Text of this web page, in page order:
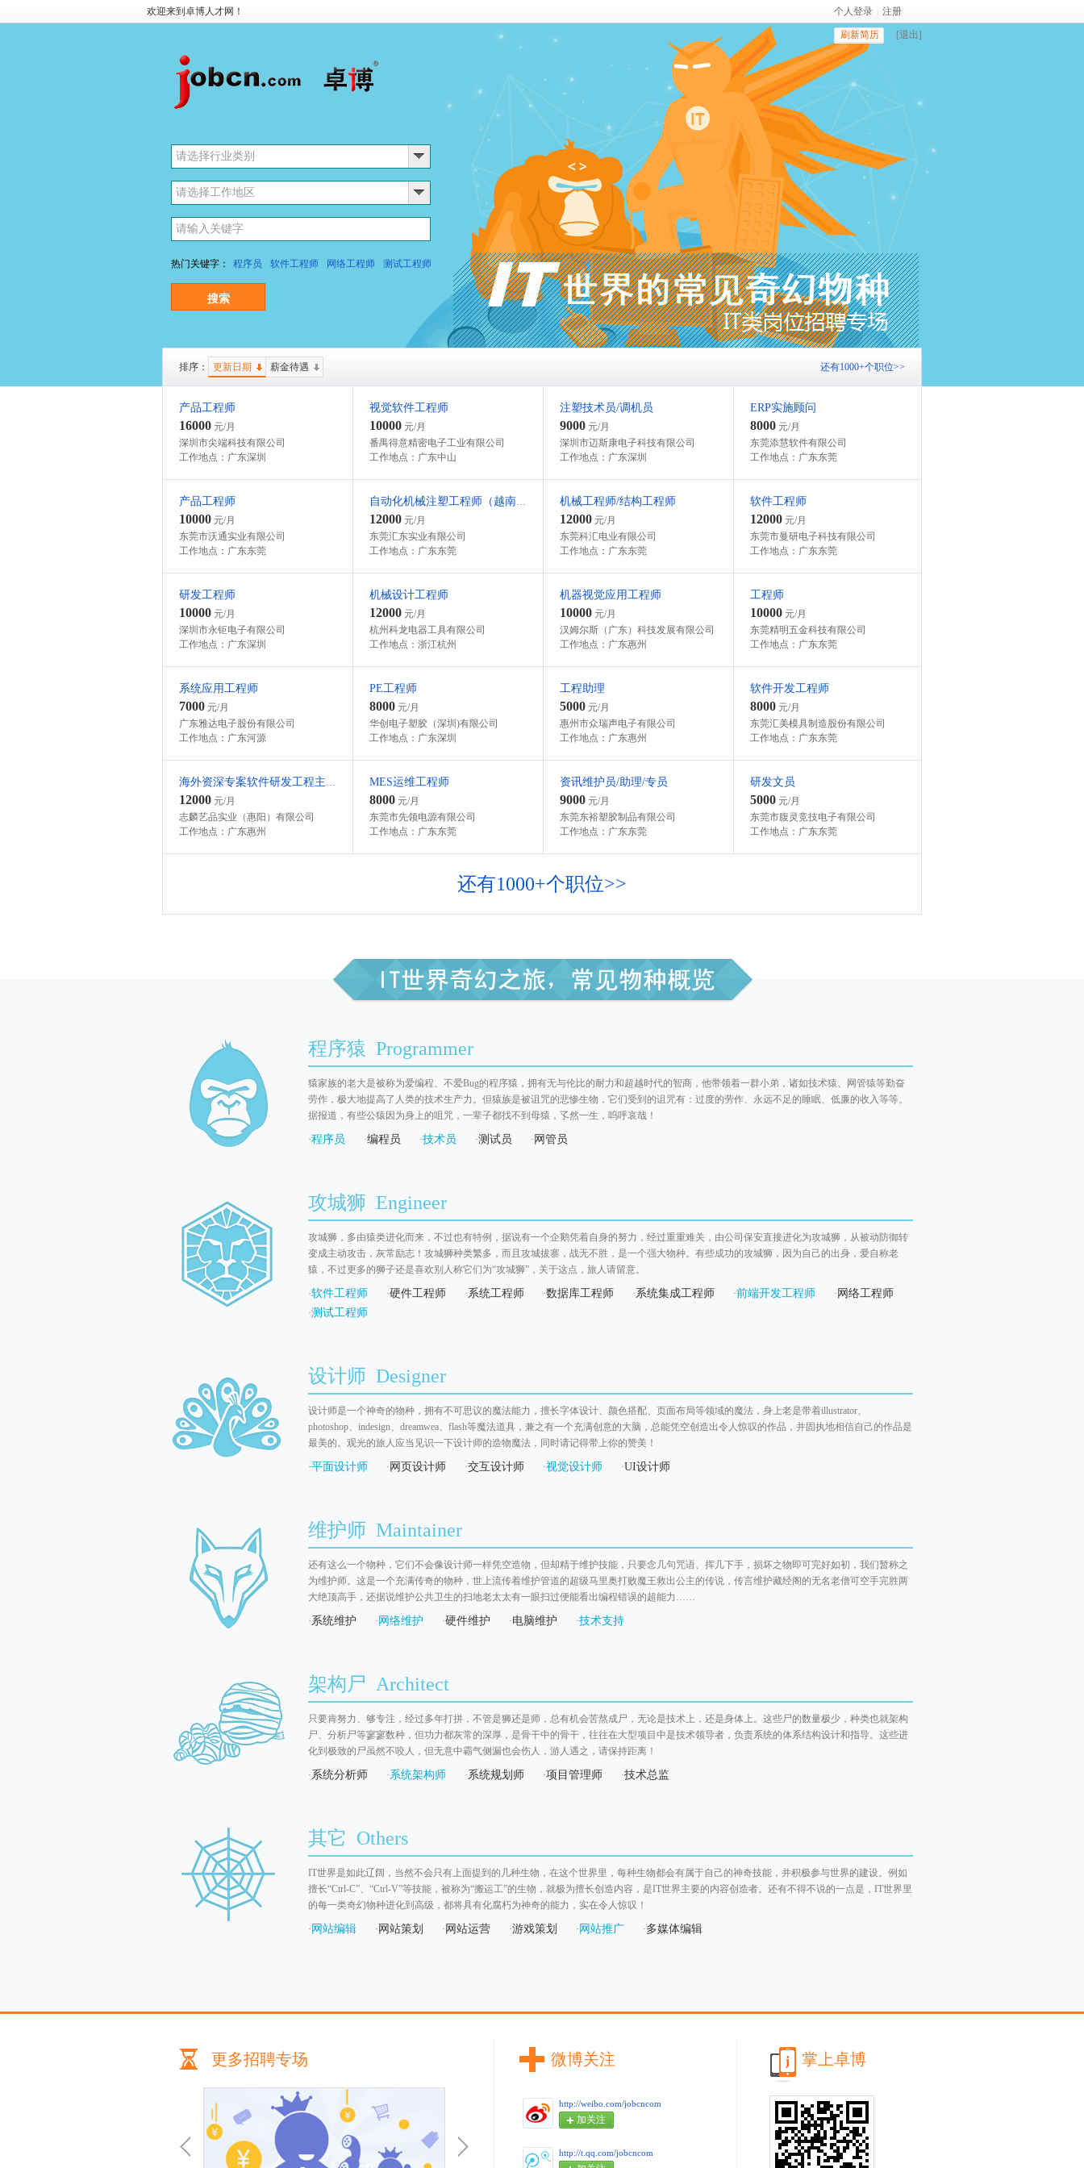
欢迎来到卓博人才网！ 个人登录 注册
刷新简历 [退出]
请选择行业类别
热门关键字： 程序员 软件工程师 网络工程师 测试工程师
排序： 更新日期 薪金待遇 还有1000+个职位>>
产品工程师
16000 元/月
深圳市尖端科技有限公司
工作地点：广东深圳
视觉软件工程师
10000 元/月
番禺得意精密电子工业有限公司
工作地点：广东中山
注塑技术员/调机员
9000 元/月
深圳市迈斯康电子科技有限公司
工作地点：广东深圳
ERP实施顾问
8000 元/月
东莞添慧软件有限公司
工作地点：广东东莞
产品工程师
10000 元/月
东莞市沃通实业有限公司
工作地点：广东东莞
自动化机械注塑工程师（越南工作）
12000 元/月
东莞汇东实业有限公司
工作地点：广东东莞
机械工程师/结构工程师
12000 元/月
东莞科汇电业有限公司
工作地点：广东东莞
软件工程师
12000 元/月
东莞市曼研电子科技有限公司
工作地点：广东东莞
研发工程师
10000 元/月
深圳市永钜电子有限公司
工作地点：广东深圳
机械设计工程师
12000 元/月
杭州科龙电器工具有限公司
工作地点：浙江杭州
机器视觉应用工程师
10000 元/月
汉姆尔斯（广东）科技发展有限公司
工作地点：广东惠州
工程师
10000 元/月
东莞精明五金科技有限公司
工作地点：广东东莞
系统应用工程师
7000 元/月
广东雅达电子股份有限公司
工作地点：广东河源
PE工程师
8000 元/月
华创电子塑胶（深圳)有限公司
工作地点：广东深圳
工程助理
5000 元/月
惠州市众瑞声电子有限公司
工作地点：广东惠州
软件开发工程师
8000 元/月
东莞汇美模具制造股份有限公司
工作地点：广东东莞
海外资深专案软件研发工程主管
12000 元/月
志麟艺品实业（惠阳）有限公司
工作地点：广东惠州
MES运维工程师
8000 元/月
东莞市先领电源有限公司
工作地点：广东东莞
资讯维护员/助理/专员
9000 元/月
东莞东裕塑胶制品有限公司
工作地点：广东东莞
研发文员
5000 元/月
东莞市腹灵竞技电子有限公司
工作地点：广东东莞
还有1000+个职位>>
程序猿 Programmer
猿家族的老大是被称为爱编程、不爱Bug的程序猿，拥有无与伦比的耐力和超越时代的智商，他带领着一群小弟，诸如技术猿、网管猿等勤奋
劳作，极大地提高了人类的技术生产力。但猿族是被诅咒的悲惨生物，它们受到的诅咒有：过度的劳作、永远不足的睡眠、低廉的收入等等。
据报道，有些公猿因为身上的咀咒，一辈子都找不到母猿，孓然一生，呜呼哀哉！
·程序员 ·编程员 ·技术员 ·测试员 · 网管员
攻城狮 Engineer
攻城狮，多由猿类进化而来，不过也有特例，据说有一个企鹅凭着自身的努力，经过重重难关，由公司保安直接进化为攻城狮，从被动防御转
变成主动攻击，灰常励志！攻城狮种类繁多，而且攻城拔寨，战无不胜，是一个强大物种。有些成功的攻城狮，因为自己的出身，爱自称老
猿，不过更多的狮子还是喜欢别人称它们为“攻城狮”，关于这点，旅人请留意。
·软件工程师 ·硬件工程师 ·系统工程师 ·数据库工程师 ·系统集成工程师 ·前端开发工程师 · 网络工程师
·测试工程师
设计师 Designer
设计师是一个神奇的物种，拥有不可思议的魔法能力，擅长字体设计、颜色搭配、页面布局等领域的魔法，身上老是带着illustrator、
photoshop、indesign、dreamwea、flash等魔法道具，兼之有一个充满创意的大脑，总能凭空创造出令人惊叹的作品，并固执地相信自己的作品是
最美的。观光的旅人应当见识一下设计师的造物魔法，同时请记得带上你的赞美！
·平面设计师 · 网页设计师 ·交互设计师 ·视觉设计师 ·UI设计师
维护师 Maintainer
还有这么一个物种，它们不会像设计师一样凭空造物，但却精于维护技能，只要念几句咒语、挥几下手，损坏之物即可完好如初，我们暂称之
为维护师。这是一个充满传奇的物种，世上流传着维护管道的超级马里奥打败魔王救出公主的传说，传言维护藏经阁的无名老僧可空手完胜两
大绝顶高手，还据说维护公共卫生的扫地老太太有一眼扫过便能看出编程错误的超能力……
·系统维护 · 网络维护 ·硬件维护 ·电脑维护 ·技术支持
架构尸 Architect
只要肯努力、够专注，经过多年打拼，不管是狮还是师，总有机会苦熬成尸，无论是技术上，还是身体上。这些尸的数量极少，种类也就架构
尸、分析尸等寥寥数种，但功力都灰常的深厚，是骨干中的骨干，往往在大型项目中是技术领导者，负责系统的体系结构设计和指导。这些进
化到极致的尸虽然不咬人，但无意中霸气侧漏也会伤人，游人遇之，请保持距离！
·系统分析师 ·系统架构师 ·系统规划师 ·项目管理师 ·技术总监
其它 Others
IT世界是如此辽阔，当然不会只有上面提到的几种生物，在这个世界里，每种生物都会有属于自己的神奇技能，并积极参与世界的建设。例如
擅长“Ctrl-C”、“Ctrl-V”等技能，被称为“搬运工”的生物，就极为擅长创造内容，是IT世界主要的内容创造者。还有不得不说的一点是，IT世界里
的每一类奇幻物种进化到高级，都将具有化腐朽为神奇的能力，实在令人惊叹！
· 网站编辑 · 网站策划 · 网站运营 ·游戏策划 · 网站推广 ·多媒体编辑
更多招聘专场 微博关注
http://weibo.com/jobcncom
加关注
http://t.qq.com/jobcncom
掌上卓博